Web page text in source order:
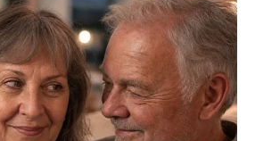
1,078
521
475
463
359